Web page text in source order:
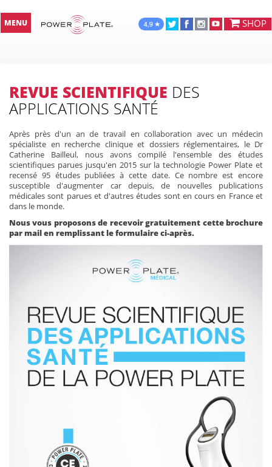
SHOP
MENU
REVUE SCIENTIFIQUE DES
APPLICATIONS SANTÉ
Après près d'un an de travail en collaboration avec un médecin
spécialiste en recherche clinique et dossiers réglementaires, le Dr
Catherine Bailleul, nous avons compilé l'ensemble des études
scientifiques parues jusqu'en 2015 sur la technologie Power Plate et
recensé 95 études publiées à cette date. Ce nombre est encore
susceptible d'augmenter car depuis, de nouvelles publications
médicales sont parues et d'autres études sont en cours en France et
dans le monde.
Nous vous proposons de recevoir gratuitement cette brochure
par mail en remplissant le formulaire ci-après.